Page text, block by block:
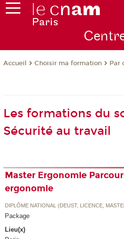
Accueil Choisir ma formation Par
Les formations du
Sécurité au travail
Master Ergonomie
ergonomie
DIPLÔME NATIONAL (DEUST, LICENCE,
Package
Lieu(x)